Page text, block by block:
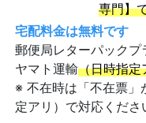
専門】
宅配料金は無料です
郵便局レターパックプ
ヤマト運輸（日時指定
※ 不在時は「不在票」
定アリ）で対応くださ